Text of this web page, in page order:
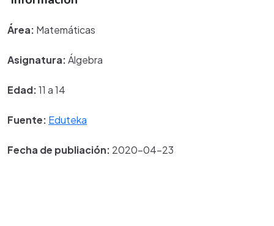
Área: Matemáticas
Asignatura:Álgebra
Edad:11 a 14
Fuente: Eduteka
Fecha de publiación: 2020-04-23